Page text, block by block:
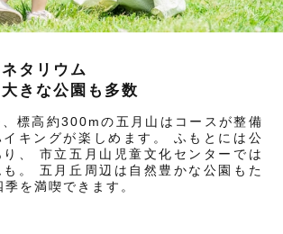
タリウム
きな公園も多数
標高約300mの五月山はコースが整備
キングが楽しめます。 ふもとには公
、 市立五月山児童文化センターでは
。 五月丘周辺は自然豊かな公園もた
を満喫できます。